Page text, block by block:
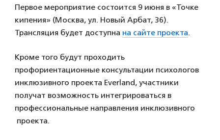
Первое мероприятие состоится 9 июня в «Точке
кипения» (Москва, ул. Новый Арбат, 36).
Трансляция будет доступна на сайте проекта.
Кроме того будут проходить
профориентационные консультации психологов
инклюзивного проекта Everland, участники
получат возможность интегрироваться в
профессиональные направления инклюзивного
проекта.